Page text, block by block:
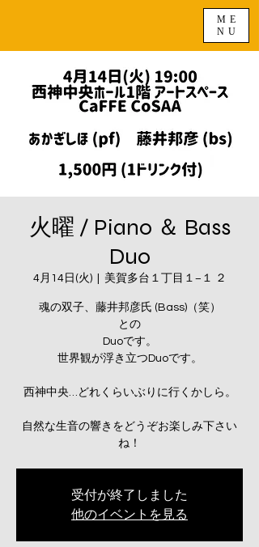
ME
NU
火曜 / Piano ＆ Bass
Duo
4月14日(火)
  |
美賀多台１丁目１−１ ２
魂の双子、藤井邦彦氏 (Bass)（笑）
との
Duoです。
世界観が浮き立つDuoです。
西神中央…どれくらいぶりに行くかしら。
自然な生音の響きをどうぞお楽しみ下さい
ね！
受付が終了しました
他のイベントを見る